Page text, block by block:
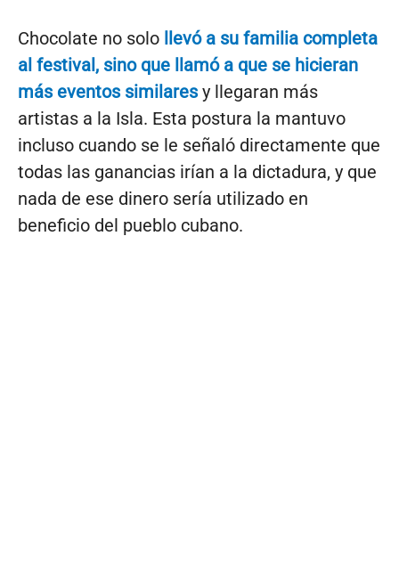
Chocolate no solo llevó a su familia completa
al festival, sino que llamó a que se hicieran
más eventos similaresy llegaran más
artistas a la Isla. Esta postura la mantuvo
incluso cuando se le señaló directamente que
todas las ganancias irían a la dictadura, y que
nada de ese dinero sería utilizado en
beneficio del pueblo cubano.